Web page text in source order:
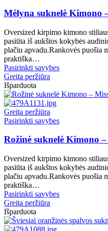
be
chosen
on
the
product
page
has
multiple
variants.
The
options
may
chosen
the
product
Mėlyna suknelė Kimono
Oversized kirpimo kimono
pasiūta iš aukštos kokybės
plačiu apvadu.Rankovės puošia
praktiška…
Pasirinkti savybesThis
multiple
options
be
on
the
product
Greita peržiūra
Išparduota
Greita peržiūra
Pasirinkti savybesThis
has
variants.
The
options
be
chosen
the
product
Rožinė suknelė Kimono
Oversized kirpimo kimono
pasiūta iš aukštos kokybės
plačiu apvadu.Rankovės puošia
praktiška…
Pasirinkti savybesThis
multiple
Greita peržiūra
Išparduota